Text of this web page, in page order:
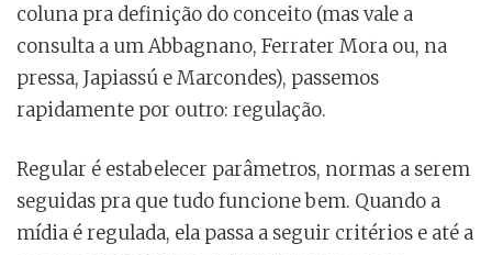
coluna pra definição do conceito (mas vale a
consulta a um Abbagnano, Ferrater Mora ou, na
pressa, Japiassú e Marcondes), passemos
rapidamente por outro: regulação.
Regular é estabelecer parâmetros, normas a serem
seguidas pra que tudo funcione bem. Quando a
mídia é regulada, ela passa a seguir critérios e até a